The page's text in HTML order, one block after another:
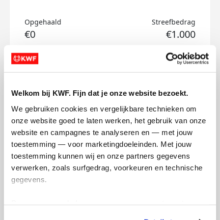
Welkom bij KWF. Fijn dat je onze website bezoekt.
We gebruiken cookies en vergelijkbare technieken om
onze website goed te laten werken, het gebruik van onze
website en campagnes te analyseren en — met jouw
toestemming — voor marketingdoeleinden. Met jouw
toestemming kunnen wij en onze partners gegevens
verwerken, zoals surfgedrag, voorkeuren en technische
gegevens.
Opgehaald
€0
Streefbedrag
€1.000
Doneer
Tim's badges